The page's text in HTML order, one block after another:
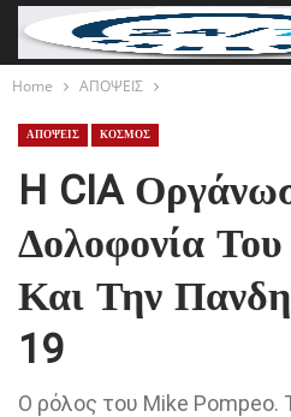
Home ΑΠΟΨΕΙΣ
ΑΠΟΨΕΙΣ ΚΟΣΜΟΣ
H CIA
Δολοφονία
Και Την
19
O ρόλος του Mike Pompeo.